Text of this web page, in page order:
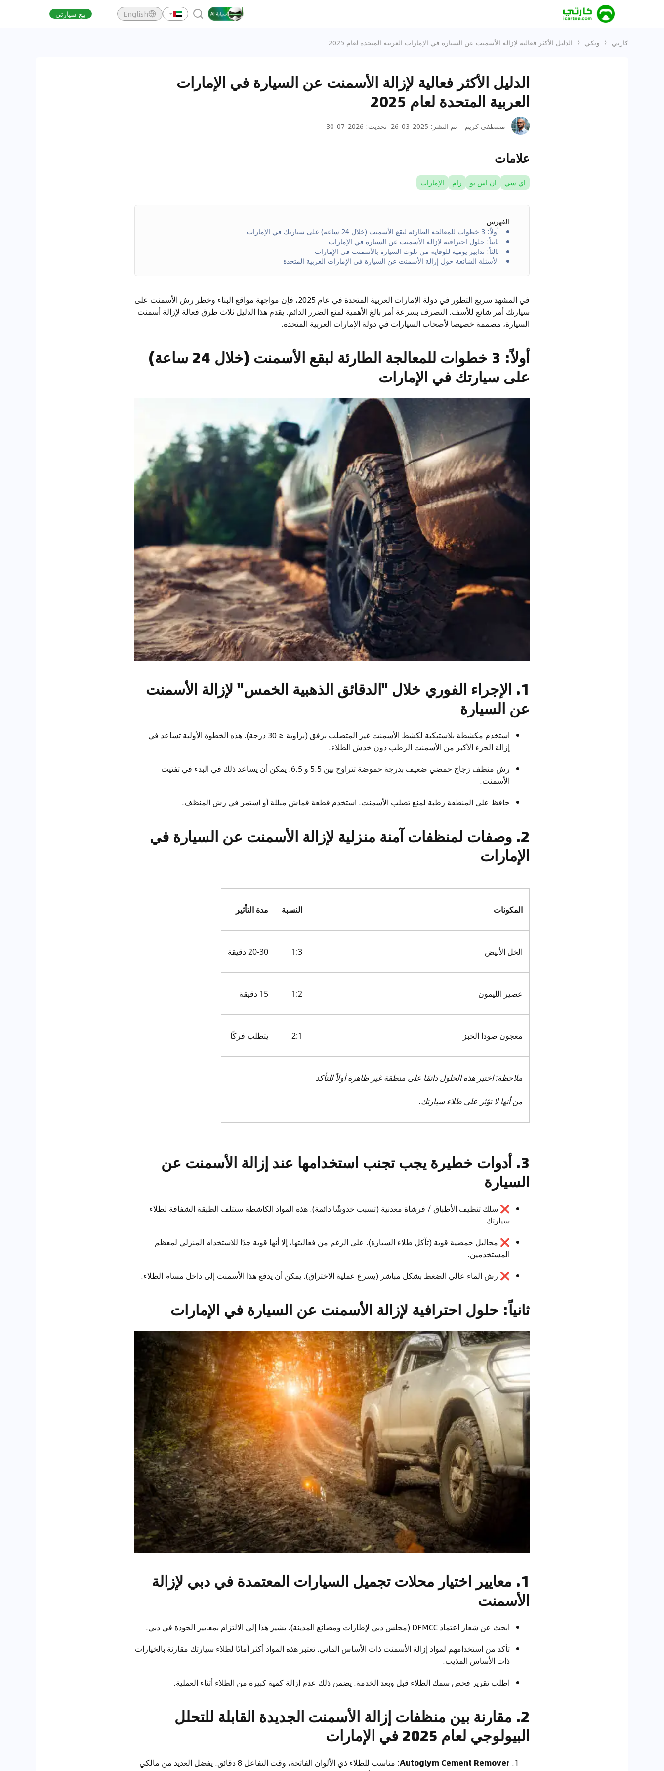
English بيع سيارتي
كارتي ويكي الدليل الأكثر فعالية لإزالة الأسمنت عن السيارة في الإمارات العربية المتحدة لعام 2025
الدليل الأكثر فعالية لإزالة الأسمنت عن السيارة في الإمارات
العربية المتحدة لعام 2025
مصطفى كريم تم النشر :
2025-03-26 تحديث:
2026-07-30
علامات
اي سي ان اس يو رام الإمارات
الفهرس
أولاً: 3 خطوات للمعالجة الطارئة لبقع الأسمنت (خلال 24 ساعة) على سيارتك في الإمارات
ثانياً: حلول احترافية لإزالة الأسمنت عن السيارة في الإمارات
ثالثاً: تدابير يومية للوقاية من تلوث السيارة بالأسمنت في الإمارات
الأسئلة الشائعة حول إزالة الأسمنت عن السيارة في الإمارات العربية المتحدة
في المشهد سريع التطور في دولة الإمارات العربية المتحدة في عام 2025، فإن مواجهة مواقع البناء وخطر رش الأسمنت على
سيارتك أمر شائع للأسف. التصرف بسرعة أمر بالغ الأهمية لمنع الضرر الدائم. يقدم هذا الدليل ثلاث طرق فعالة لإزالة أسمنت
السيارة، مصممة خصيصا لأصحاب السيارات في دولة الإمارات العربية المتحدة.
أولاً: 3 خطوات للمعالجة الطارئة لبقع الأسمنت (خلال 24 ساعة)
على سيارتك في الإمارات
1. الإجراء الفوري خلال "الدقائق الذهبية الخمس" لإزالة الأسمنت
عن السيارة
استخدم مكشطة بلاستيكية لكشط الأسمنت غير المتصلب برفق (بزاوية ≤ 30 درجة). هذه الخطوة الأولية تساعد في
إزالة الجزء الأكبر من الأسمنت الرطب دون خدش الطلاء.
رش منظف زجاج حمضي ضعيف بدرجة حموضة تتراوح بين 5.5 و 6.5. يمكن أن يساعد ذلك في البدء في تفتيت
الأسمنت.
حافظ على المنطقة رطبة لمنع تصلب الأسمنت. استخدم قطعة قماش مبللة أو استمر في رش المنظف.
2. وصفات لمنظفات آمنة منزلية لإزالة الأسمنت عن السيارة في
الإمارات
المكونات النسبة مدة التأثير
الخل الأبيض 1:3 20-30 دقيقة
عصير الليمون 1:2 15 دقيقة
معجون صودا الخبز 2:1 يتطلب فركًا
ملاحظة: اختبر هذه الحلول دائمًا على منطقة غير ظاهرة أولاً للتأكد
من أنها لا تؤثر على طلاء سيارتك.
3. أدوات خطيرة يجب تجنب استخدامها عند إزالة الأسمنت عن
السيارة
❌ سلك تنظيف الأطباق / فرشاة معدنية (تسبب خدوشًا دائمة). هذه المواد الكاشطة ستتلف الطبقة الشفافة لطلاء
سيارتك.
❌ محاليل حمضية قوية (تآكل طلاء السيارة). على الرغم من فعاليتها، إلا أنها قوية جدًا للاستخدام المنزلي لمعظم
المستخدمين.
❌ رش الماء عالي الضغط بشكل مباشر (يسرع عملية الاختراق). يمكن أن يدفع هذا الأسمنت إلى داخل مسام الطلاء.
ثانياً: حلول احترافية لإزالة الأسمنت عن السيارة في الإمارات
1. معايير اختيار محلات تجميل السيارات المعتمدة في دبي لإزالة
الأسمنت
ابحث عن شعار اعتماد DFMCC (مجلس دبي لإطارات ومصانع المدينة). يشير هذا إلى الالتزام بمعايير الجودة في دبي.
تأكد من استخدامهم لمواد إزالة الأسمنت ذات الأساس المائي. تعتبر هذه المواد أكثر أمانًا لطلاء سيارتك مقارنة بالخيارات
ذات الأساس المذيب.
اطلب تقرير فحص سمك الطلاء قبل وبعد الخدمة. يضمن ذلك عدم إزالة كمية كبيرة من الطلاء أثناء العملية.
2. مقارنة بين منظفات إزالة الأسمنت الجديدة القابلة للتحلل
البيولوجي لعام 2025 في الإمارات
Autoglym Cement Remover
: مناسب للطلاء ذي الألوان الفاتحة، وقت التفاعل 8 دقائق. يفضل العديد من مالكي